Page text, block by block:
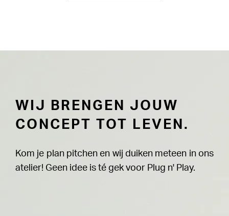
WIJ BRENGEN JOUW
CONCEPT TOT LEVEN.
Kom je plan pitchen en wij duiken meteen in ons
atelier! Geen idee is té gek voor Plug n' Play.